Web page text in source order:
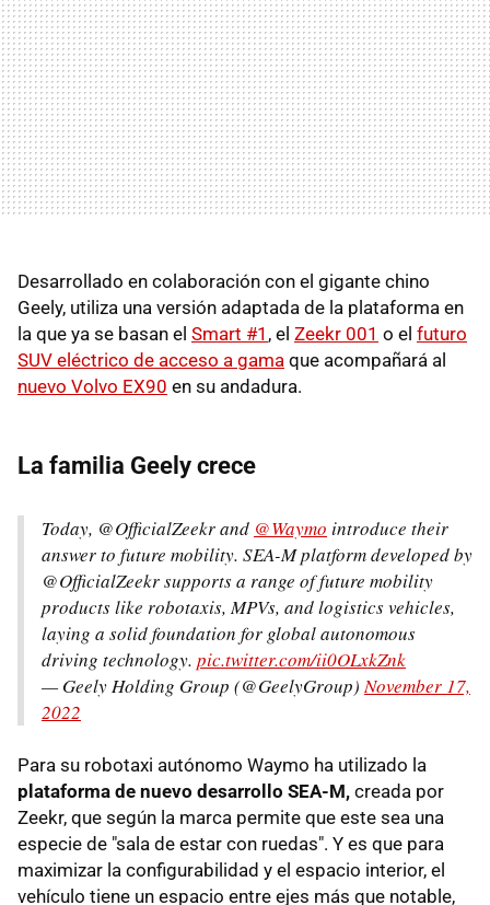
Desarrollado en colaboración con el gigante chino
Geely, utiliza una versión adaptada de la plataforma en
la que ya se basan el Smart #1 , el Zeekr 001 o el futuro
SUV eléctrico de acceso a gama que acompañará al
nuevo Volvo EX90 en su andadura.
La familia Geely crece
Today, @OfficialZeekr and @Waymo introduce their
answer to future mobility. SEA-M platform developed by
@OfficialZeekr supports a range of future mobility
products like robotaxis, MPVs, and logistics vehicles,
laying a solid foundation for global autonomous
driving technology. pic.twitter.com/ii0OLxkZnk
— Geely Holding Group (@GeelyGroup)November 17,
2022
Para su robotaxi autónomo Waymo ha utilizado la
plataforma de nuevo desarrollo SEA-M, creada por
Zeekr, que según la marca permite que este sea una
especie de "sala de estar con ruedas". Y es que para
maximizar la configurabilidad y el espacio interior, el
vehículo tiene un espacio entre ejes más que notable,